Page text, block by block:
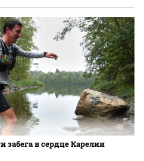
забега в сердце Карелии